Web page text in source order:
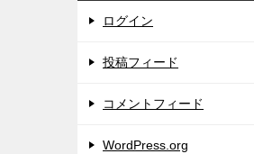
ログイン
投稿フィード
コメントフィード
WordPress.org